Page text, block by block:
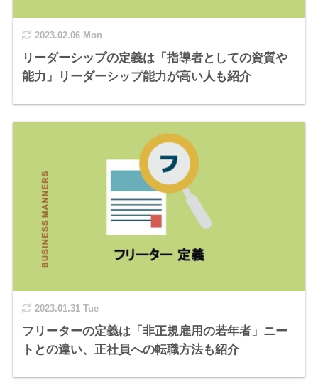
2023.02.06 Mon
リーダーシップの定義は「指導者としての資質や
能力」リーダーシップ能力が高い人も紹介
2023.01.31 Tue
フリーターの定義は「非正規雇用の若年者」ニー
トとの違い、正社員への転職方法も紹介